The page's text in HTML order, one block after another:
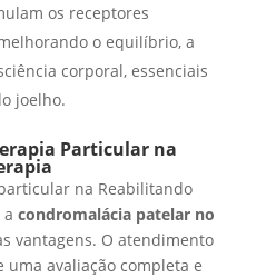
os receptores
o equilíbrio, a
corporal, essenciais
joelho.
Particular na
na Reabilitando
condromalácia patelar no
vantagens. O atendimento
avaliação completa e